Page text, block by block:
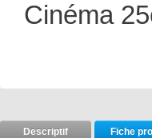
Cinéma
Descriptif Fiche